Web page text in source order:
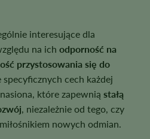
interesujące dla
na ich odporność na
przystosowania się do
specyficznych cech każdej
które zapewnią stałą
, niezależnie od tego, czy
nowych odmian.